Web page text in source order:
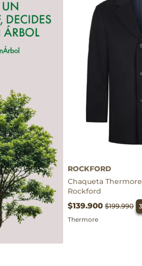
ROCKFORD
Chaqueta
Rockford
$139.900$199.990
Thermore